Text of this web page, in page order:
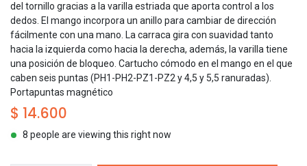
del tornillo gracias a la varilla estriada que aporta control a los
dedos. El mango incorpora un anillo para cambiar de dirección
fácilmente con una mano. La carraca gira con suavidad tanto
hacia la izquierda como hacia la derecha, además, la varilla tiene
una posición de bloqueo. Cartucho cómodo en el mango en el que
caben seis puntas (PH1-PH2-PZ1-PZ2 y 4,5 y 5,5 ranuradas).
Portapuntas magnético
$ 14.600
8 people are viewing this right now